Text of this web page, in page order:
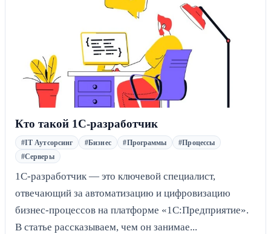
Кто такой 1С-разработчик
#IT Аутсорсинг #Бизнес #Программы
#Процессы
#Серверы
1С-разработчик — это ключевой специалист,
отвечающий за автоматизацию и цифровизацию
бизнес-процессов на платформе «1С:Предприятие».
В статье рассказываем, чем он занимае...